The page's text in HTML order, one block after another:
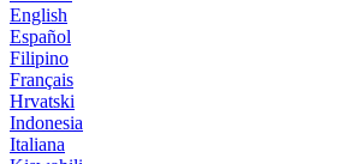
English
Español
Filipino
Français
Hrvatski
Indonesia
Italiana